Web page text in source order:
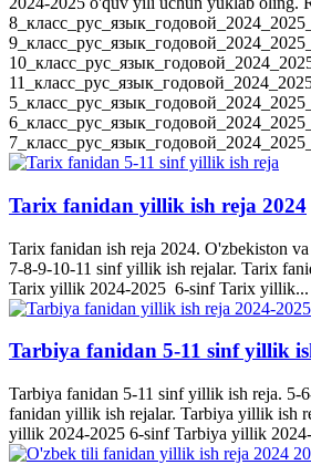
8_класс_рус_язык_годовой_2024_2025_
9_класс_рус_язык_годовой_2024_2025_
5_класс_рус_язык_годовой_2024_2025_
6_класс_рус_язык_годовой_2024_2025_
Tarix fanidan yillik ish reja 2024
Tarix fanidan ish reja 2024. O'zbekiston
7-8-9-10-11 sinf yillik ish rejalar. Tarix
Tarix yillik 2024-2025 6-sinf Tarix yillik...
Tarbiya fanidan 5-11 sinf yillik
Tarbiya fanidan 5-11 sinf yillik ish reja. 5-
fanidan yillik ish rejalar. Tarbiya yillik ish
yillik 2024-2025 6-sinf Tarbiya yillik